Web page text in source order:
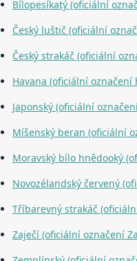
Bílopesíkatý (oficiální
Český luštič (oficiální
Český strakáč (oficiální
Havana (oficiální označení
Japonský (oficiální
Míšenský beran (oficiální
Moravský bílo hnědooký
Novozélandský červený
Tříbarevný strakáč
Zaječí (oficiální označení